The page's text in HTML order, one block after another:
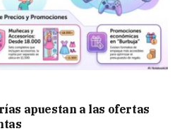
apuestan a las ofertas